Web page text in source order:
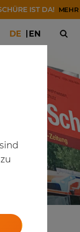
IST DA! MEHR
DE EN